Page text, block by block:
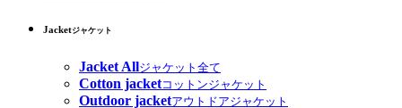
Jacketジャケット
Jacket Allジャケット全て
Cotton jacketコットンジャケット
Outdoor jacketアウトドアジャケット